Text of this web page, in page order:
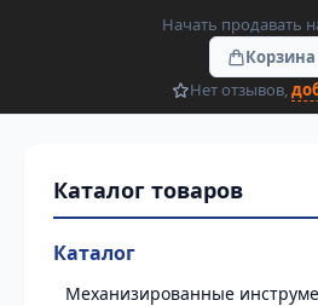
Начать продавать
Корзина
Нет отзывов,
Каталог
Механизированные